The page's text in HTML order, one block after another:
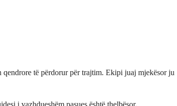
të përdorur për trajtim. Ekipi juaj mjekësor ju
i vazhdueshëm pasues është thelbësor.